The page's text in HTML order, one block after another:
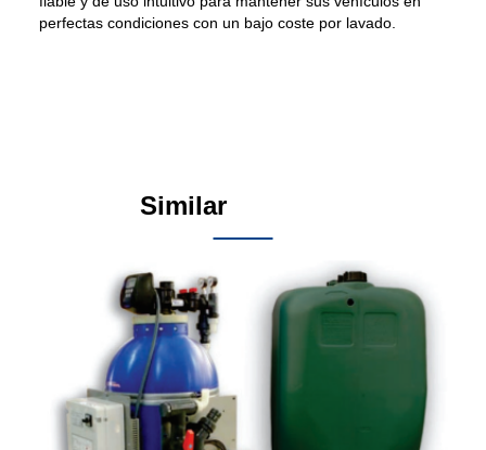
perfectas condiciones con un bajo coste por lavado.
Similar